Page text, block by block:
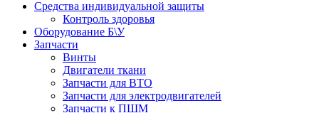
Средства индивидуальной защиты
Контроль здоровья
Оборудование Б\У
Запчасти
Винты
Двигатели ткани
Запчасти для ВТО
Запчасти для электродвигателей
Запчасти к ПШМ